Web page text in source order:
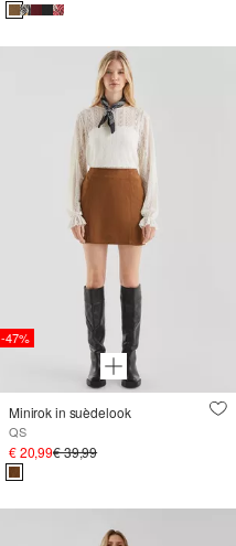
-47%
Minirok in suèdelook
QS
€ 20,99€ 39,99